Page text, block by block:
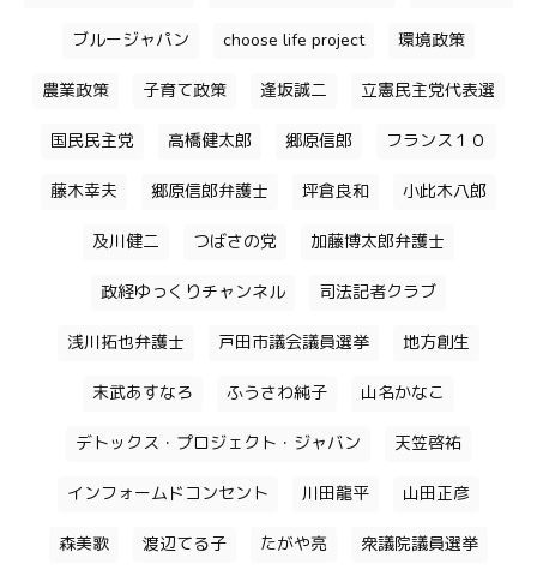
ブルージャパン choose life project 環境政策
農業政策 子育て政策 逢坂誠二 立憲民主党代表選
国民民主党 高橋健太郎 郷原信郎 フランス１０
藤木幸夫 郷原信郎弁護士 坪倉良和 小此木八郎
及川健二 つばさの党 加藤博太郎弁護士
政経ゆっくりチャンネル 司法記者クラブ
浅川拓也弁護士 戸田市議会議員選挙 地方創生
末武あすなろ ふうさわ純子 山名かなこ
デトックス・プロジェクト・ジャバン 天笠啓祐
インフォームドコンセント 川田龍平 山田正彦
森美歌 渡辺てる子 たがや亮 衆議院議員選挙